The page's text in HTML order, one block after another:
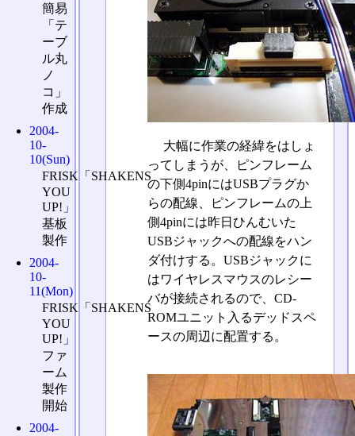
大幅に作業の経緯をはしょ
ってしまうが、ピンフレーム
の下側4pinにはUSBプラグか
らの配線、ピンフレームの上
側4pinには昨日ひんむいた
USBジャックへの配線をハン
ダ付けする。USBジャックに
はワイヤレスマウスのレシー
バが接続されるので、CD-
ROMユニット入るデッドスペ
ースの周辺に配置する。
簡易
「テ
ーブ
ル丸
ノ
コ」
作成
2004-
10-
10(Sun)
FRISK「SHAKENS
YOU
UP!」
基板
製作
2004-
10-
11(Mon)
FRISK「SHAKENS
YOU
UP!」
ファ
ーム
製作
開始
2004-